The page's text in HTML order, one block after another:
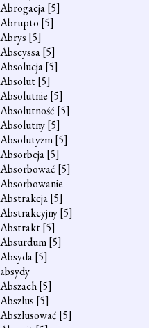
Abrogacja[5]
Abrupto [5]
Abrys [5]
Abscyssa[5]
Absolucja[5]
Absolut[5]
Absolutnie [5]
Absolutność [5]
Absolutny[5]
Absolutyzm[5]
Absorbcja[5]
Absorbować [5]
Absorbowanie
Abstrakcja[5]
Abstrakcyjny[5]
Abstrakt[5]
Absurdum[5]
Absyda[5]
absydy
Abszach[5]
Abszlus [5]
Abszlusować [5]